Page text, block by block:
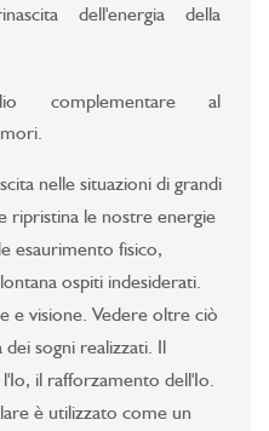
dell'energia della
complementare al
nelle situazioni di grandi
ripristina le nostre energie
esaurimento fisico,
ospiti indesiderati.
e visione. Vedere oltre ciò
sogni realizzati. Il
il rafforzamento dell'Io.
è utilizzato come un